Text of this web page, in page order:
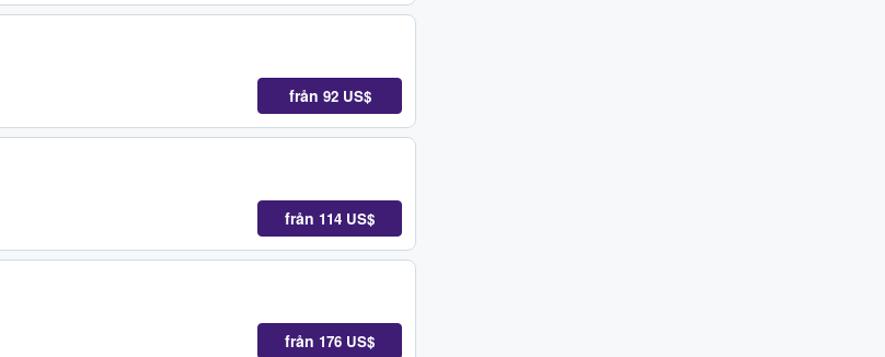
från 92 US$
från 114 US$
från 176 US$